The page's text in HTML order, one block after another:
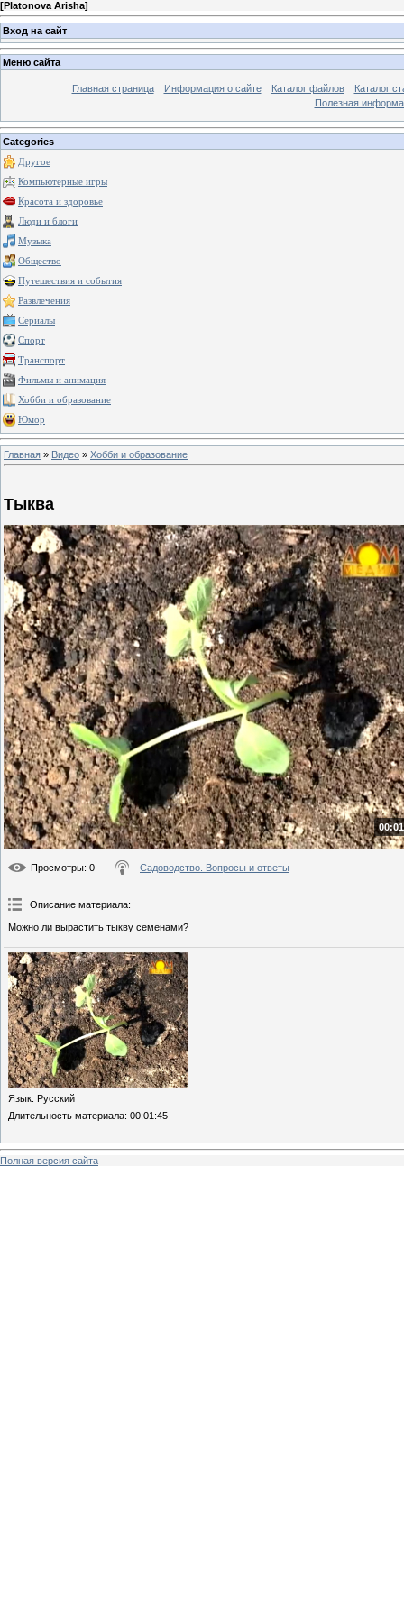
[Platonova Arisha]
Вход на сайт
Меню сайта
Главная страница Информация о сайте Каталог файлов
Каталог
Полезная
Categories
Другое
Компьютерные игры
Красота и здоровье
Люди и блоги
Музыка
Общество
Путешествия и события
Развлечения
Сериалы
Спорт
Транспорт
Фильмы и анимация
Хобби и образование
Юмор
Главная » Видео » Хобби и образование
Тыква
Просмотры: 0 Садоводство. Вопросы и ответы
Описание материала:
Можно ли вырастить тыкву семенами?
Язык: Русский
Длительность материала: 00:01:45
Полная версия сайта